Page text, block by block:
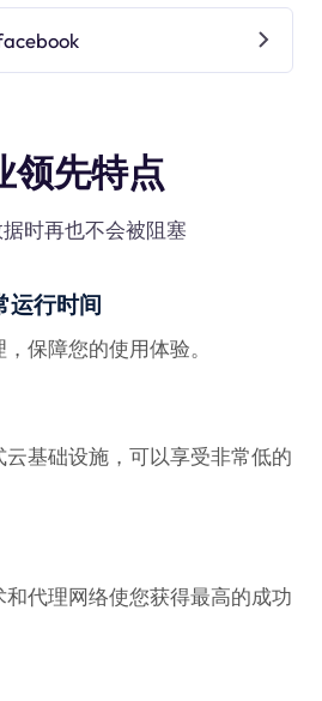
领先特点
时再也不会被阻塞
运行时间
保障您的使用体验。
云基础设施，可以享受非常低的
和代理网络使您获得最高的成功